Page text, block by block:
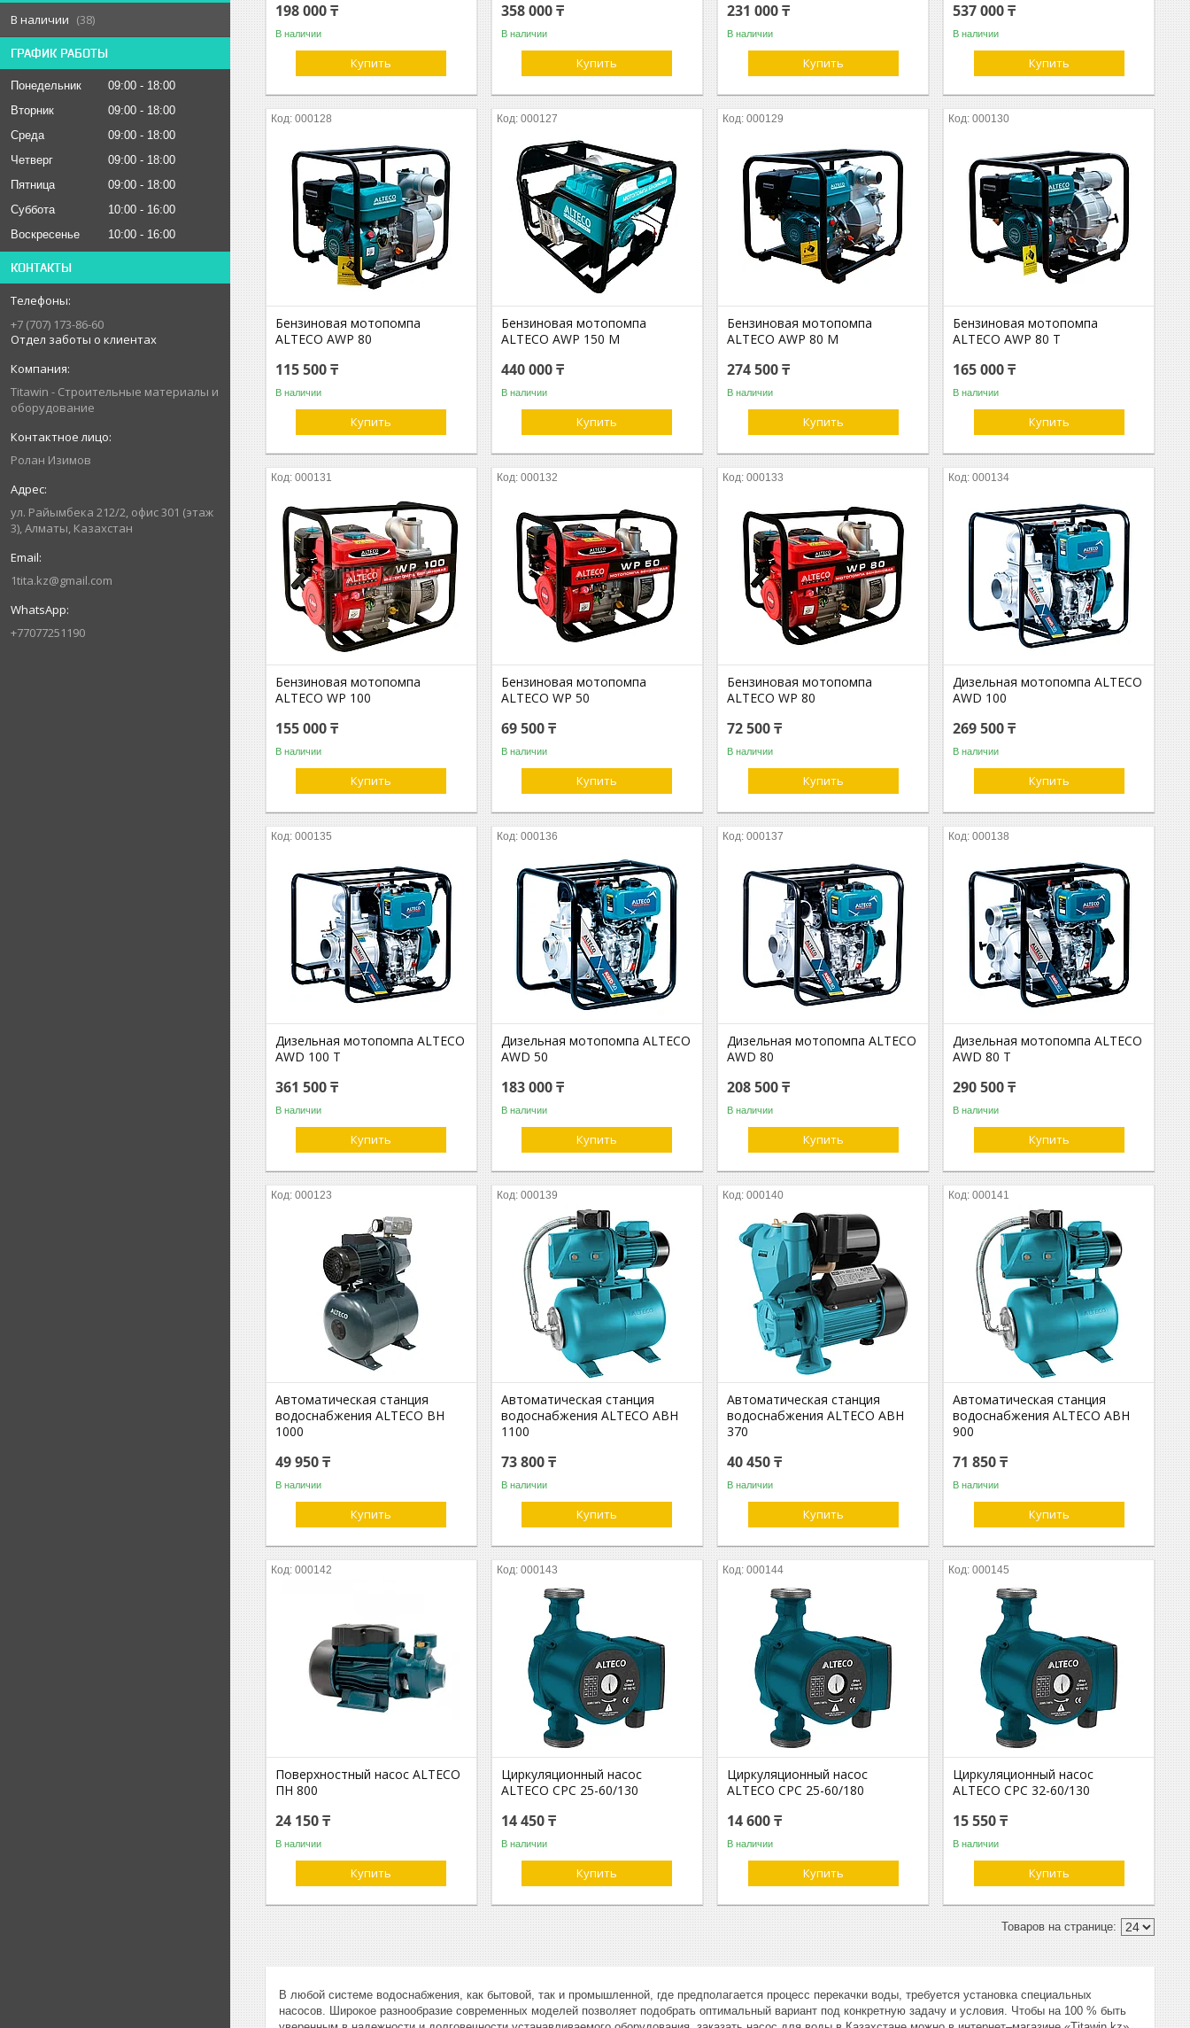
В наличии
38
ГРАФИК РАБОТЫ
Понедельник 09:00
18:00
Вторник
09:00
18:00
Среда
09:00
18:00
Четверг
09:00
18:00
Пятница
09:00
18:00
Суббота
10:00
16:00
Воскресенье
10:00 16:00
КОНТАКТЫ
+7 (707) 173-86-60
Отдел заботы о клиентах
Titawin - Строительные материалы и
оборудование
Ролан Изимов
ул. Райымбека 212/2, офис 301 (этаж
3), Алматы, Казахстан
1tita.kz@gmail.com
+77077251190
198 000 ₸
В наличии
Купить
358 000 ₸
В наличии
Купить
231 000 ₸
В наличии
Купить
537 000 ₸
В наличии
Купить
000128
Бензиновая мотопомпа
ALTECO AWP 80
115 500 ₸
В наличии
Купить
000127
Бензиновая мотопомпа
ALTECO AWP 150 M
440 000 ₸
В наличии
Купить
000129
Бензиновая мотопомпа
ALTECO AWP 80 M
274 500 ₸
В наличии
Купить
000130
Бензиновая мотопомпа
ALTECO AWP 80 T
165 000 ₸
В наличии
Купить
000131
Бензиновая мотопомпа
ALTECO WP 100
155 000 ₸
В наличии
Купить
000132
Бензиновая мотопомпа
ALTECO WP 50
69 500 ₸
В наличии
Купить
000133
Бензиновая мотопомпа
ALTECO WP 80
72 500 ₸
В наличии
Купить
000134
Дизельная мотопомпа ALTECO
AWD 100
269 500 ₸
В наличии
Купить
000135
Дизельная мотопомпа ALTECO
AWD 100 T
361 500 ₸
В наличии
Купить
000136
Дизельная мотопомпа ALTECO
AWD 50
183 000 ₸
В наличии
Купить
000137
Дизельная мотопомпа ALTECO
AWD 80
208 500 ₸
В наличии
Купить
000138
Дизельная мотопомпа ALTECO
AWD 80 T
290 500 ₸
В наличии
Купить
000123
Автоматическая станция
водоснабжения ALTECO BH
1000
49 950 ₸
В наличии
Купить
000139
Автоматическая станция
водоснабжения ALTECO АВН
1100
73 800 ₸
В наличии
Купить
000140
Автоматическая станция
водоснабжения ALTECO АВН
370
40 450 ₸
В наличии
Купить
000141
Автоматическая станция
водоснабжения ALTECO АВН
900
71 850 ₸
В наличии
Купить
000142
Поверхностный насос ALTECO
ПН 800
24 150 ₸
В наличии
Купить
000143
Циркуляционный насос
ALTECO CPC 25-60/130
14 450 ₸
В наличии
Купить
000144
Циркуляционный насос
ALTECO CPC 25-60/180
14 600 ₸
В наличии
Купить
000145
Циркуляционный насос
ALTECO CPC 32-60/130
15 550 ₸
В наличии
Купить
В любой системе водоснабжения, как бытовой, так и промышленной, где предполагается процесс перекачки воды, требуется установка специальных
насосов. Широкое разнообразие современных моделей позволяет подобрать оптимальный вариант под конкретную задачу и условия. Чтобы на 100 % быть